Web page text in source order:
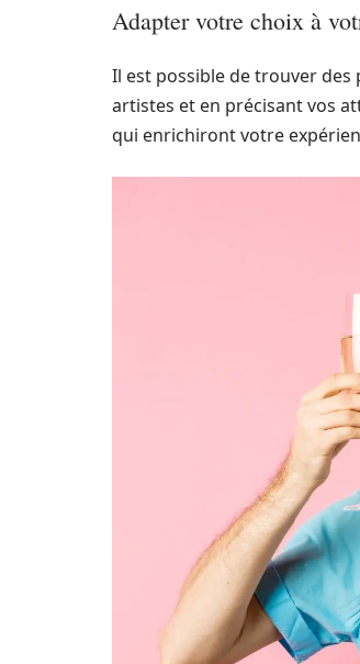
Adapter votre choix à
Il est possible de trouver
artistes et en précisant vos
qui enrichiront votre